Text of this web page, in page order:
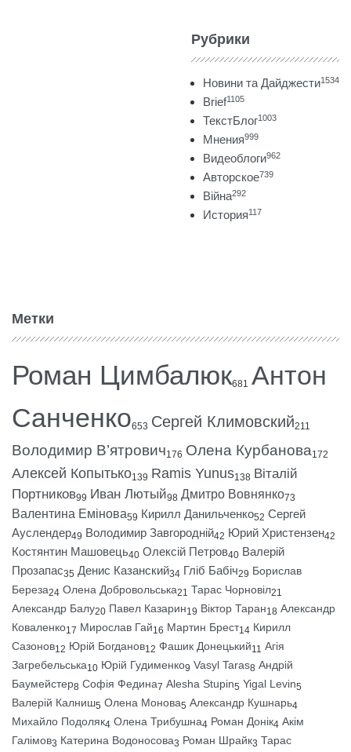
Рубрики
Новини та Дайджести1534
Brief1105
ТекстБлог1003
Мнения999
Видеоблоги962
Авторское739
Війна292
История117
Метки
Роман Цимбалюк681 Антон
Санченко653 Сергей Климовский211
Володимир В’ятрович176 Олена Курбанова172
Алексей Копытько139 Ramis Yunus138 Віталій
Портников99 Иван Лютый98 Дмитро Вовнянко73
Валентина Емінова59 Кирилл Данильченко52 Сергей
Ауслендер49 Володимир Завгородній42 Юрий Христензен42
Костянтин Машовець40 Олексій Петров40 Валерій
Прозапас35 Денис Казанский34 Гліб Бабіч29 Борислав
Береза24 Олена Добровольська21 Тарас Чорновіл21
Александр Балу20 Павел Казарин19 Віктор Таран18 Александр
Коваленко17 Мирослав Гай16 Мартин Брест14 Кирилл
Сазонов12 Юрій Богданов12 Фашик Донецький11 Агія
Загребельська10 Юрій Гудименко9 Vasyl Taras8 Андрій
Баумейстер8 Софія Федина7 Alesha Stupin5 Yigal Levin5
Валерій Калниш5 Олена Монова5 Александр Кушнарь4
Михайло Подоляк4 Олена Трибушна4 Роман Донік4 Акім
Галімов3 Катерина Водоносова3 Роман Шрайк3 Тарас